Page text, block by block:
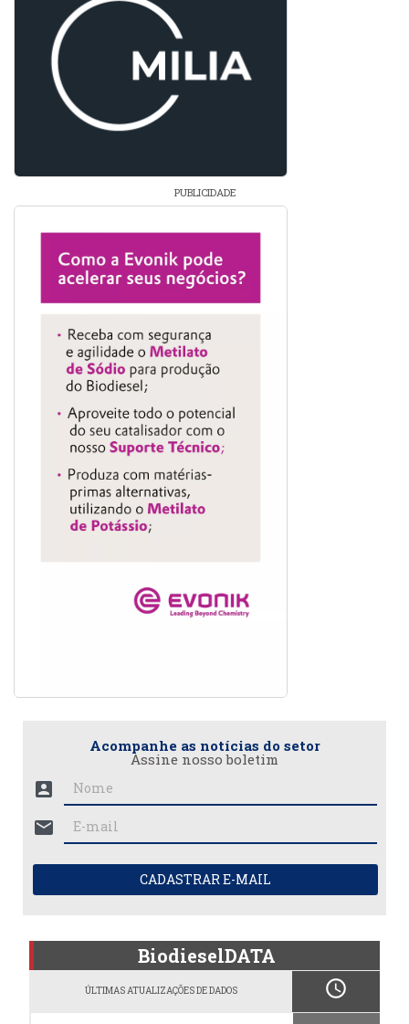
PUBLICIDADE
Acompanhe as notícias do setor
Assine nosso boletim
account_box
mail
CADASTRAR E-MAIL
BiodieselDATA
ÚLTIMAS ATUALIZAÇÕES DE DADOS schedule